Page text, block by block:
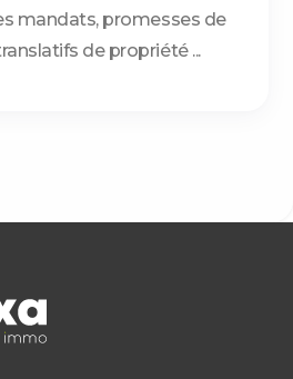
mandats, promesses de
de propriété ...